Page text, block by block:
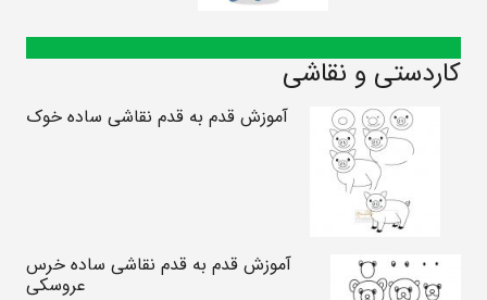
کاردستی و نقاشی
آموزش قدم به قدم نقاشی ساده خوک
آموزش قدم به قدم نقاشی ساده خرس
عروسکی